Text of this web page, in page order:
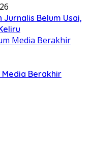
Jurnalis Belum Usai,
Media Berakhir